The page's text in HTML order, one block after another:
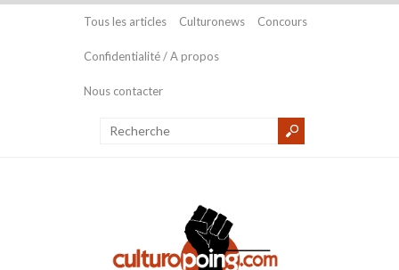
Tous les articles Culturonews Concours
Confidentialité / A propos
Nous contacter